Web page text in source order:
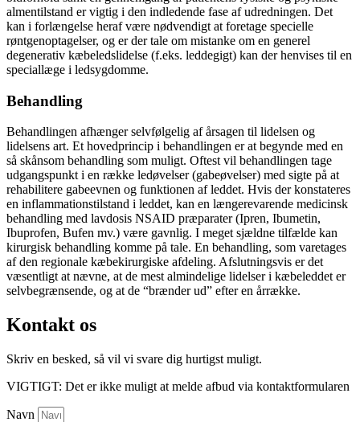
almentilstand er vigtig i den indledende fase af udredningen. Det
kan i forlængelse heraf være nødvendigt at foretage specielle
røntgenoptagelser, og er der tale om mistanke om en generel
degenerativ kæbeledslidelse (f.eks. leddegigt) kan der henvises til en
speciallæge i ledsygdomme.
Behandling
Behandlingen afhænger selvfølgelig af årsagen til lidelsen og
lidelsens art. Et hovedprincip i behandlingen er at begynde med en
så skånsom behandling som muligt. Oftest vil behandlingen tage
udgangspunkt i en række ledøvelser (gabeøvelser) med sigte på at
rehabilitere gabeevnen og funktionen af leddet. Hvis der konstateres
en inflammationstilstand i leddet, kan en længerevarende medicinsk
behandling med lavdosis NSAID præparater (Ipren, Ibumetin,
Ibuprofen, Bufen mv.) være gavnlig. I meget sjældne tilfælde kan
kirurgisk behandling komme på tale. En behandling, som varetages
af den regionale kæbekirurgiske afdeling. Afslutningsvis er det
væsentligt at nævne, at de mest almindelige lidelser i kæbeleddet er
selvbegrænsende, og at de “brænder ud” efter en årrække.
Kontakt os
Skriv en besked, så vil vi svare dig hurtigst muligt.
VIGTIGT: Det er ikke muligt at melde afbud via kontaktformularen
Navn